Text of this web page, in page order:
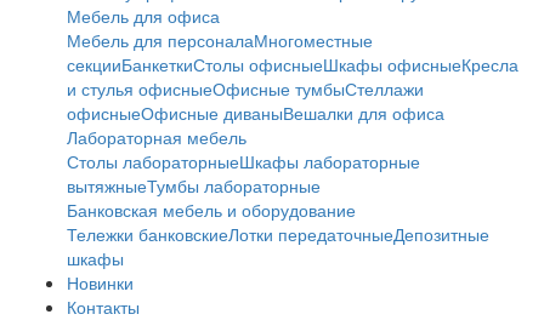
Мебель для офиса
Мебель для персоналаМногоместные
секцииБанкеткиСтолы офисныеШкафы офисныеКресла
и стулья офисныеОфисные тумбыСтеллажи
офисныеОфисные диваныВешалки для офиса
Лабораторная мебель
Столы лабораторныеШкафы лабораторные
вытяжныеТумбы лабораторные
Банковская мебель и оборудование
Тележки банковскиеЛотки передаточныеДепозитные
шкафы
Новинки
Контакты